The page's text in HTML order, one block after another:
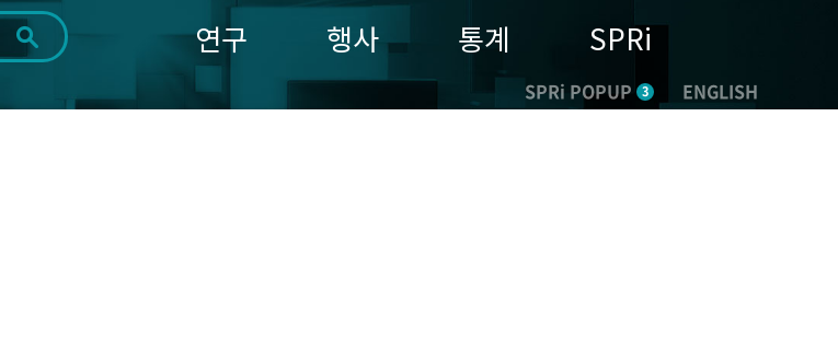
3개월 1년
연구 행사 통계 SPRi
SPRi POPUP 3 ENGLISH